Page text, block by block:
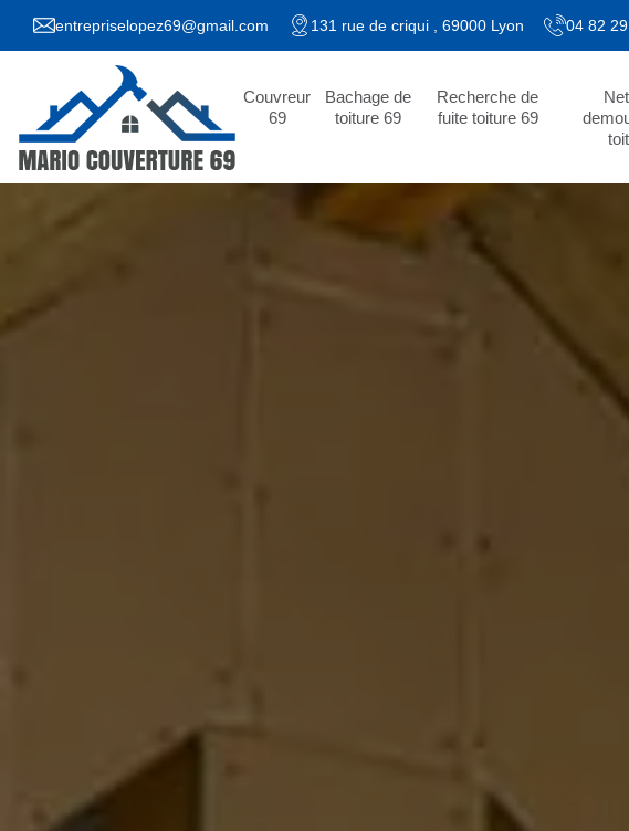
entrepriselopez69@gmail.com 131 rue de criqui , 69000 Lyon 04 82
Couvreur
69
Bachage de
toiture 69
Recherche de
fuite toiture 69